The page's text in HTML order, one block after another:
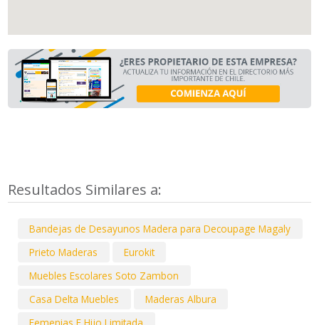
Resultados Similares a:
Bandejas de Desayunos Madera para Decoupage Magaly
Prieto Maderas
Eurokit
Muebles Escolares Soto Zambon
Casa Delta Muebles
Maderas Albura